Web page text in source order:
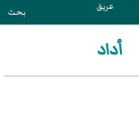
عريق بحث
أداد